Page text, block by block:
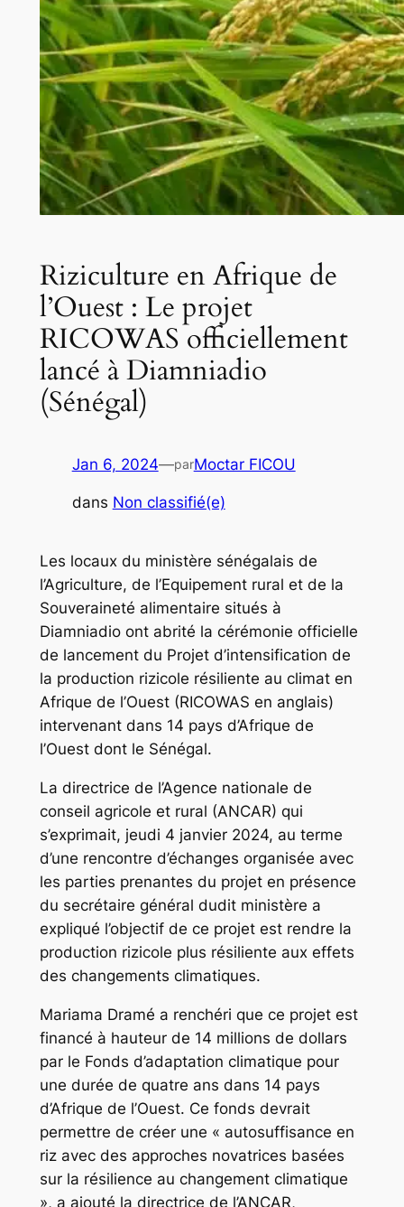
Riziculture en Afrique de
l’Ouest : Le projet
RICOWAS officiellement
lancé à Diamniadio
(Sénégal)
Jan 6, 2024—parMoctar FICOU
dans Non classifié(e)
Les locaux du ministère sénégalais de
l’Agriculture, de l’Equipement rural et de la
Souveraineté alimentaire situés à
Diamniadio ont abrité la cérémonie officielle
de lancement du Projet d’intensification de
la production rizicole résiliente au climat en
Afrique de l’Ouest (RICOWAS en anglais)
intervenant dans 14 pays d’Afrique de
l’Ouest dont le Sénégal.
La directrice de l’Agence nationale de
conseil agricole et rural (ANCAR) qui
s’exprimait, jeudi 4 janvier 2024, au terme
d’une rencontre d’échanges organisée avec
les parties prenantes du projet en présence
du secrétaire général dudit ministère a
expliqué l’objectif de ce projet est rendre la
production rizicole plus résiliente aux effets
des changements climatiques.
Mariama Dramé a renchéri que ce projet est
financé à hauteur de 14 millions de dollars
par le Fonds d’adaptation climatique pour
une durée de quatre ans dans 14 pays
d’Afrique de l’Ouest. Ce fonds devrait
permettre de créer une « autosuffisance en
riz avec des approches novatrices basées
sur la résilience au changement climatique
», a ajouté la directrice de l’ANCAR,